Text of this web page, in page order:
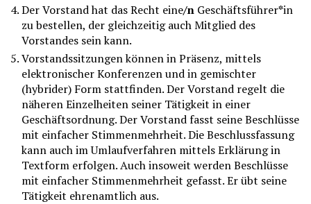
Der Vorstand hat das Recht eine/n Geschäftsführer*in
zu bestellen, der gleichzeitig auch Mitglied des
Vorstandes sein kann.
Vorstandssitzungen können in Präsenz, mittels
elektronischer Konferenzen und in gemischter
(hybrider) Form stattfinden. Der Vorstand regelt die
näheren Einzelheiten seiner Tätigkeit in einer
Geschäftsordnung. Der Vorstand fasst seine Beschlüsse
mit einfacher Stimmenmehrheit. Die Beschlussfassung
kann auch im Umlaufverfahren mittels Erklärung in
Textform erfolgen. Auch insoweit werden Beschlüsse
mit einfacher Stimmenmehrheit gefasst. Er übt seine
Tätigkeit ehrenamtlich aus.